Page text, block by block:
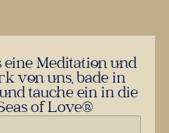
eine Meditation und
von uns, bade in
tauche ein in die
of Love®